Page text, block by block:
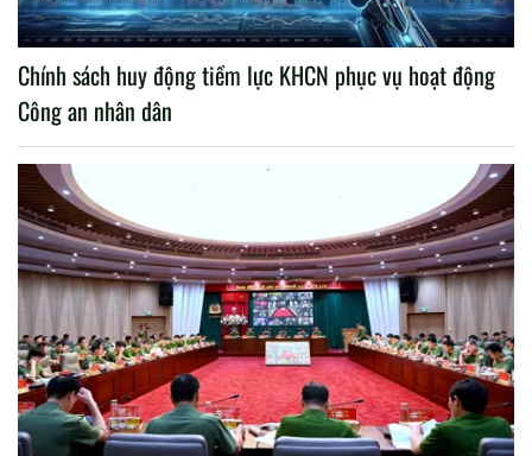
Chính sách huy động tiềm lực KHCN phục vụ hoạt động
Công an nhân dân